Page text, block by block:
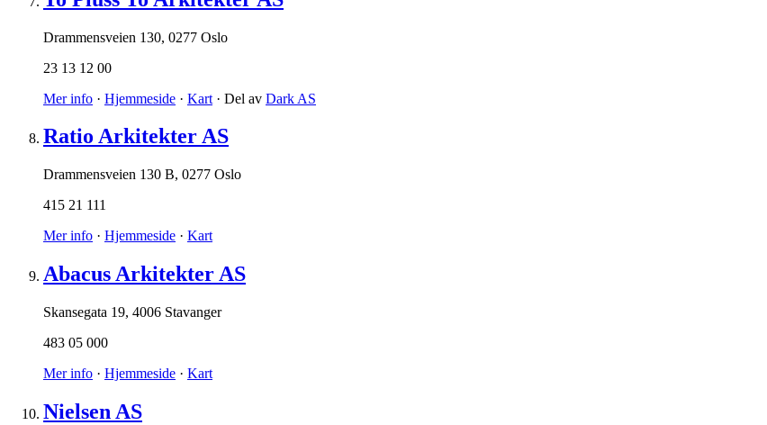
Drammensveien 130, 0277 Oslo
23 13 12 00
Mer info · Hjemmeside · Kart · Del av Dark AS
Ratio Arkitekter AS
Drammensveien 130 B, 0277 Oslo
415 21 111
Mer info · Hjemmeside · Kart
Abacus Arkitekter AS
Skansegata 19, 4006 Stavanger
483 05 000
Mer info · Hjemmeside · Kart
Nielsen AS